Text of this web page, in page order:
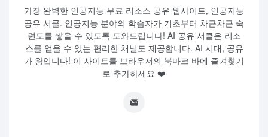
가장 완벽한 인공지능 무료 리소스 공유 웹사이트, 인공지능
공유 서클. 인공지능 분야의 학습자가 기초부터 차근차근 숙
련도를 쌓을 수 있도록 도와드립니다! AI 공유 서클은 리소
스를 얻을 수 있는 편리한 채널도 제공합니다. AI 시대, 공유
가 왕입니다! 이 사이트를 브라우저의 북마크 바에 즐겨찾기
로 추가하세요 ❤️